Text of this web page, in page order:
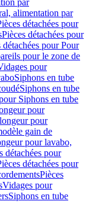
par
alimentation par
détachées pour
Pièces détachées pour
détachées pour Pour
pour le zone de
pour
Siphons en tube
Siphons en tube
Siphons en tube
pour
pour
gain de
pour lavabo,
détachées pour
détachées pour
Pièces
Vidages pour
Siphons en tube